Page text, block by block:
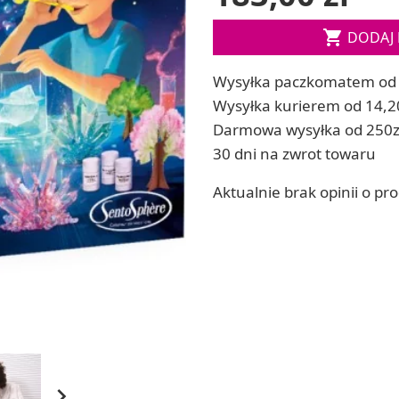
ręcznych
Zestawy do kul do kąpieli
Soda, kwasek, formy do kul do kąpieli
Dodatki: barwniki i zapachy
RZEŹBA, GLINY I ODLEWY
Lepienie i rzeźbienie
Odlewy dekoracyjne
Tworzenie z gliny polimerowej
Modelowanie dla dzieci
 DODAJ
Wysyłka paczkomatem od
Wysyłka kurierem od
Darmowa wysyłka od
30 dni na zwrot towaru
Aktualnie brak opinii o